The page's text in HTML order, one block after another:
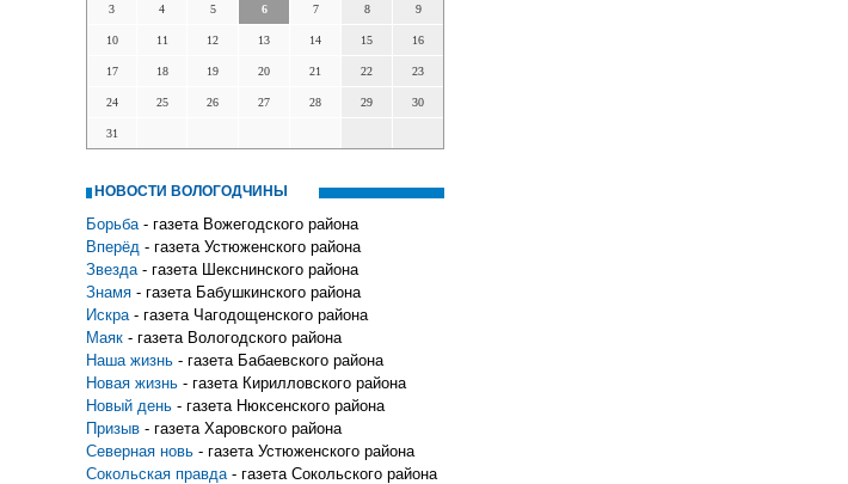
3 4 5 6 7 8 9
10 11 12 13 14 15 16
17 18 19 20 21 22 23
24 25 26 27 28 29 30
31
НОВОСТИ ВОЛОГОДЧИНЫ
Борьба - газета Вожегодского района
Вперёд - газета Устюженского района
Звезда - газета Шекснинского района
Знамя - газета Бабушкинского района
Искра - газета Чагодощенского района
Маяк - газета Вологодского района
Наша жизнь - газета Бабаевского района
Новая жизнь - газета Кирилловского района
Новый день - газета Нюксенского района
Призыв - газета Харовского района
Северная новь - газета Устюженского района
Сокольская правда - газета Сокольского района